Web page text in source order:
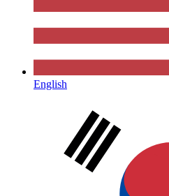
English